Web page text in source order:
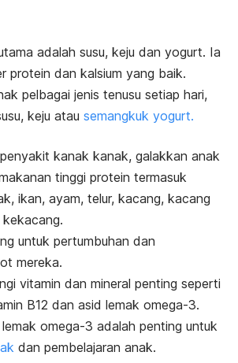
adalah susu, keju dan yogurt. Ia
protein dan kalsium yang baik.
pelbagai jenis tenusu setiap hari,
keju atau semangkuk yogurt.
kanak kanak, galakkan anak
tinggi protein termasuk
ikan, ayam, telur, kacang, kacang
untuk pertumbuhan dan
mereka.
vitamin dan mineral penting seperti
B12 dan asid lemak omega-3.
omega-3 adalah penting untuk
dan pembelajaran anak.